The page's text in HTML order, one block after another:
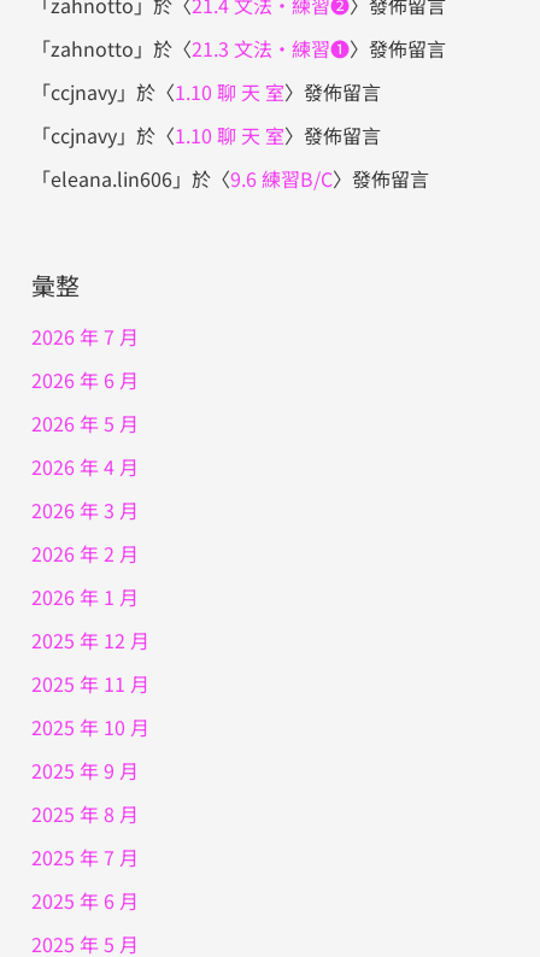
「zahnotto 」於〈21.3 文法・練習❶〉發佈留言
「ccjnavy」於〈1.10 聊 天 室〉發佈留言
「ccjnavy」於〈1.10 聊 天 室〉發佈留言
「eleana.lin606」於〈9.6 練習B/C〉發佈留言
彙整
2026 年 7 月
2026 年 6 月
2026 年 5 月
2026 年 4 月
2026 年 3 月
2026 年 2 月
2026 年 1 月
2025 年 12 月
2025 年 11 月
2025 年 10 月
2025 年 9 月
2025 年 8 月
2025 年 7 月
2025 年 6 月
2025 年 5 月